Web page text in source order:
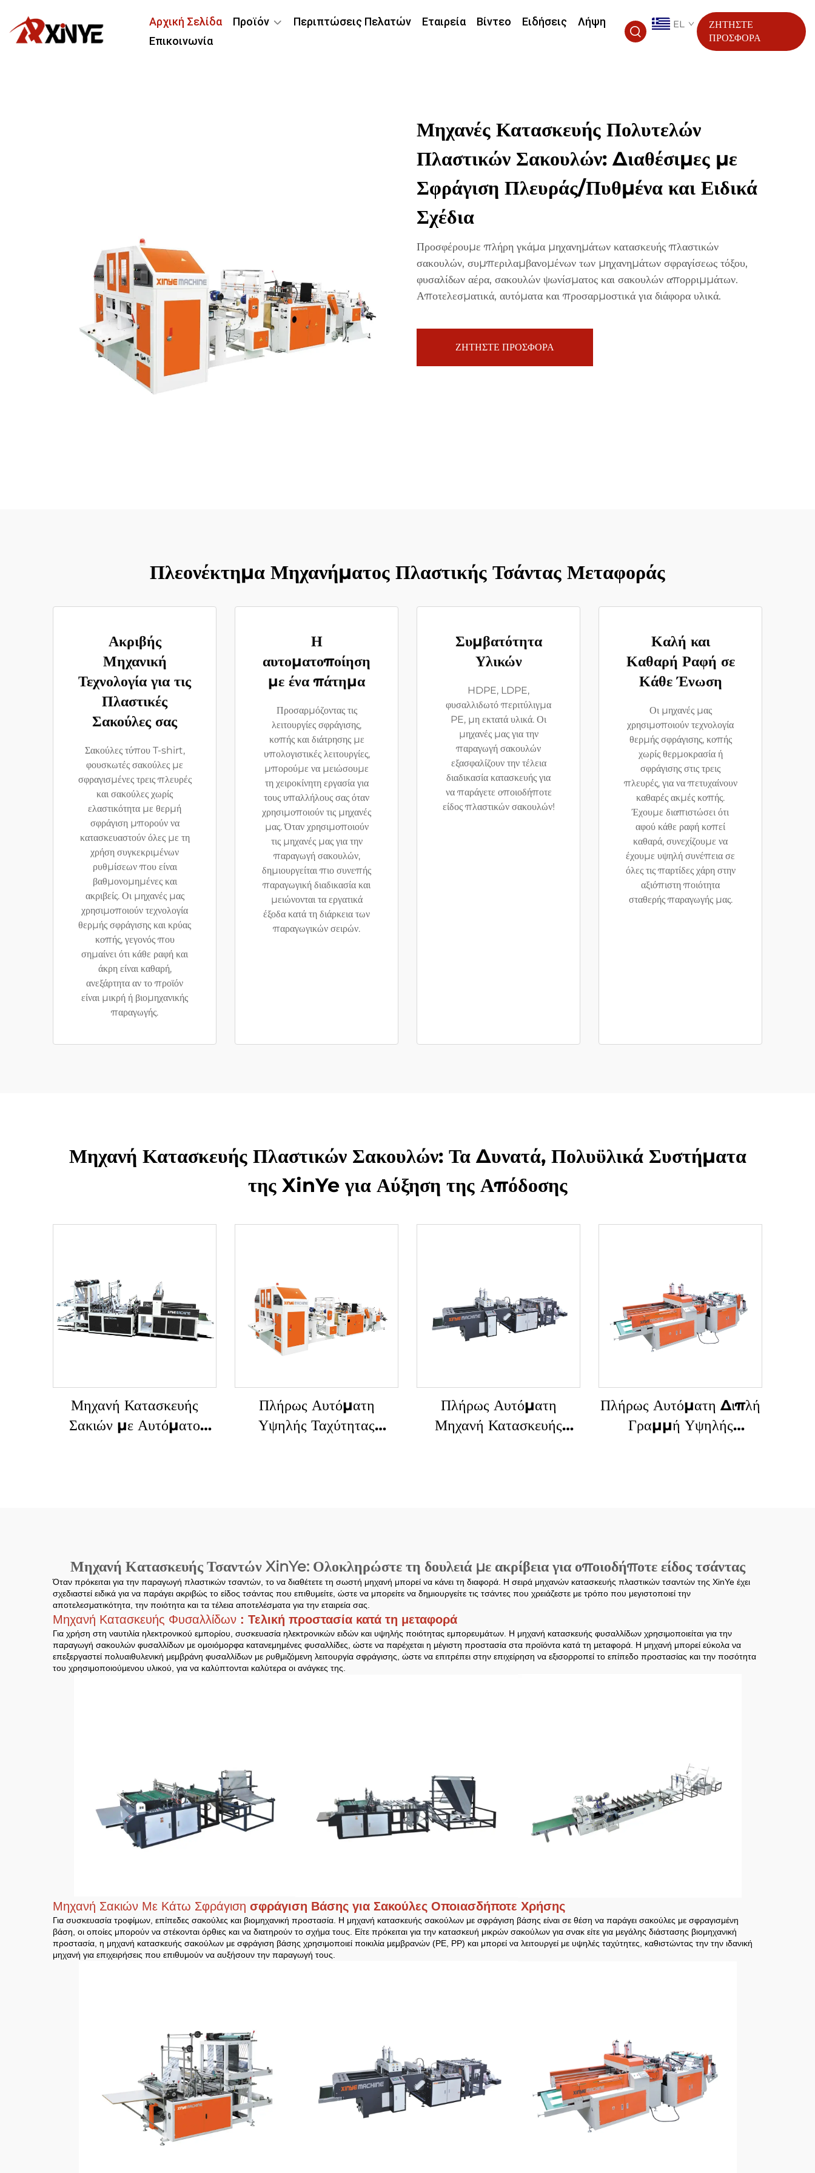
Αρχική Σελίδα Προϊόν Περιπτώσεις Πελατών Εταιρεία Βίντεο Ειδήσεις
Λήψη
Επικοινωνία
EL
ΖΗΤΗΣΤΕ
ΠΡΟΣΦΟΡΑ
Μηχανές Κατασκευής Πολυτελών
Πλαστικών Σακουλών: Διαθέσιμες με
Σφράγιση Πλευράς/Πυθμένα και Ειδικά
Σχέδια
Προσφέρουμε πλήρη γκάμα μηχανημάτων κατασκευής πλαστικών
σακουλών, συμπεριλαμβανομένων των μηχανημάτων σφραγίσεως τόξου,
φυσαλίδων αέρα, σακουλών ψωνίσματος και σακουλών απορριμμάτων.
Αποτελεσματικά, αυτόματα και προσαρμοστικά για διάφορα υλικά.
ΖΗΤΗΣΤΕ ΠΡΟΣΦΟΡΑ
Πλεονέκτημα Μηχανήματος Πλαστικής Τσάντας Μεταφοράς
Ακριβής
Μηχανική
Τεχνολογία για τις
Πλαστικές
Σακούλες σας
Σακούλες τύπου T-shirt,
φουσκωτές σακούλες με
σφραγισμένες τρεις πλευρές
και σακούλες χωρίς
ελαστικότητα με θερμή
σφράγιση μπορούν να
κατασκευαστούν όλες με τη
χρήση συγκεκριμένων
ρυθμίσεων που είναι
βαθμονομημένες και
ακριβείς. Οι μηχανές μας
χρησιμοποιούν τεχνολογία
θερμής σφράγισης και κρύας
κοπής, γεγονός που
σημαίνει ότι κάθε ραφή και
άκρη είναι καθαρή,
ανεξάρτητα αν το προϊόν
είναι μικρή ή βιομηχανικής
παραγωγής.
Η
αυτοματοποίηση
με ένα πάτημα
Προσαρμόζοντας τις
λειτουργίες σφράγισης,
κοπής και διάτρησης με
υπολογιστικές λειτουργίες,
μπορούμε να μειώσουμε
τη χειροκίνητη εργασία για
τους υπαλλήλους σας όταν
χρησιμοποιούν τις μηχανές
μας. Όταν χρησιμοποιούν
τις μηχανές μας για την
παραγωγή σακουλών,
δημιουργείται πιο συνεπής
παραγωγική διαδικασία και
μειώνονται τα εργατικά
έξοδα κατά τη διάρκεια των
παραγωγικών σειρών.
Συμβατότητα
Υλικών
HDPE, LDPE,
φυσαλλιδωτό περιτύλιγμα
PE, μη εκτατά υλικά. Οι
μηχανές μας για την
παραγωγή σακουλών
εξασφαλίζουν την τέλεια
διαδικασία κατασκευής για
να παράγετε οποιοδήποτε
είδος πλαστικών σακουλών!
Καλή και
Καθαρή Ραφή σε
Κάθε Ένωση
Οι μηχανές μας
χρησιμοποιούν τεχνολογία
θερμής σφράγισης, κοπής
χωρίς θερμοκρασία ή
σφράγισης στις τρεις
πλευρές, για να πετυχαίνουν
καθαρές ακμές κοπής.
Έχουμε διαπιστώσει ότι
αφού κάθε ραφή κοπεί
καθαρά, συνεχίζουμε να
έχουμε υψηλή συνέπεια σε
όλες τις παρτίδες χάρη στην
αξιόπιστη ποιότητα
σταθερής παραγωγής μας.
Μηχανή Κατασκευής Πλαστικών Σακουλών: Τα Δυνατά, Πολυϋλικά Συστήματα
της XinYe για Αύξηση της Απόδοσης
Μηχανή Κατασκευής
Σακιών με Αυτόματο
Πλήρως Αυτόματη
Υψηλής Ταχύτητας
Πλήρως Αυτόματη
Μηχανή Κατασκευής
Πλήρως Αυτόματη Διπλή
Γραμμή Υψηλής
Μηχανή Κατασκευής Τσαντών XinYe: Ολοκληρώστε τη δουλειά με ακρίβεια για οποιοδήποτε είδος τσάντας
Όταν πρόκειται για την παραγωγή πλαστικών τσαντών, το να διαθέτετε τη σωστή μηχανή μπορεί να κάνει τη διαφορά. Η σειρά μηχανών κατασκευής πλαστικών τσαντών της XinYe έχει
σχεδιαστεί ειδικά για να παράγει ακριβώς το είδος τσάντας που επιθυμείτε, ώστε να μπορείτε να δημιουργείτε τις τσάντες που χρειάζεστε με τρόπο που μεγιστοποιεί την
αποτελεσματικότητα, την ποιότητα και τα τέλεια αποτελέσματα για την εταιρεία σας.
Μηχανή Κατασκευής Φυσαλλίδων : Τελική προστασία κατά τη μεταφορά
Για χρήση στη ναυτιλία ηλεκτρονικού εμπορίου, συσκευασία ηλεκτρονικών ειδών και υψηλής ποιότητας εμπορευμάτων. Η μηχανή κατασκευής φυσαλλίδων χρησιμοποιείται για την
παραγωγή σακουλών φυσαλλίδων με ομοιόμορφα κατανεμημένες φυσαλλίδες, ώστε να παρέχεται η μέγιστη προστασία στα προϊόντα κατά τη μεταφορά. Η μηχανή μπορεί εύκολα να
επεξεργαστεί πολυαιθυλενική μεμβράνη φυσαλλίδων με ρυθμιζόμενη λειτουργία σφράγισης, ώστε να επιτρέπει στην επιχείρηση να εξισορροπεί το επίπεδο προστασίας και την ποσότητα
του χρησιμοποιούμενου υλικού, για να καλύπτονται καλύτερα οι ανάγκες της.
Μηχανή Σακιών Με Κάτω Σφράγιση σφράγιση Βάσης για Σακούλες Οποιασδήποτε Χρήσης
Για συσκευασία τροφίμων, επίπεδες σακούλες και βιομηχανική προστασία. Η μηχανή κατασκευής σακούλων με σφράγιση βάσης είναι σε θέση να παράγει σακούλες με σφραγισμένη
βάση, οι οποίες μπορούν να στέκονται όρθιες και να διατηρούν το σχήμα τους. Είτε πρόκειται για την κατασκευή μικρών σακούλων για σνακ είτε για μεγάλης διάστασης βιομηχανική
προστασία, η μηχανή κατασκευής σακούλων με σφράγιση βάσης χρησιμοποιεί ποικιλία μεμβρανών (PE, PP) και μπορεί να λειτουργεί με υψηλές ταχύτητες, καθιστώντας την την ιδανική
μηχανή για επιχειρήσεις που επιθυμούν να αυξήσουν την παραγωγή τους.